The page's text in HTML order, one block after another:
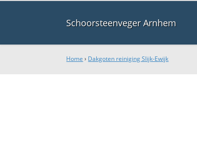
Schoorsteenveger Arnhem
Home › Dakgoten reiniging Slijk-Ewijk